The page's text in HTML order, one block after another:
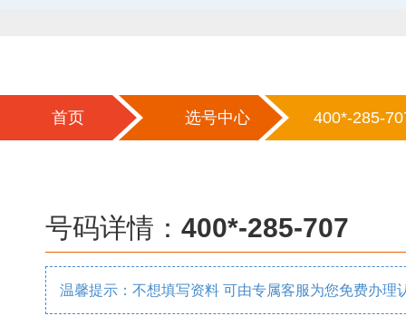
首页 选号中心 400*-285-
号码详情： 400*-285-707
温馨提示：不想填写资料 可由专属客服为您免费办理